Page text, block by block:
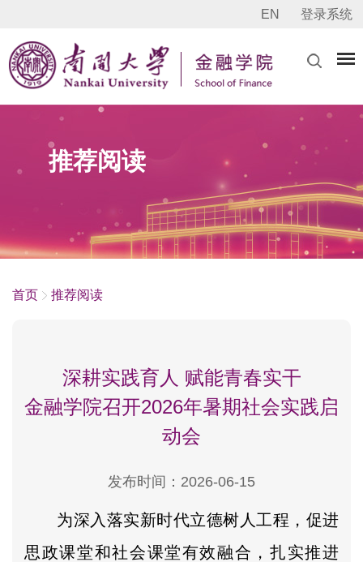
EN 登录系统
推荐阅读
首页 推荐阅读
深耕实践育人 赋能青春实干
金融学院召开2026年暑期社会实践启
动会
发布时间：2026-06-15
为深入落实新时代立德树人工程，促进
思政课堂和社会课堂有效融合，扎实推进